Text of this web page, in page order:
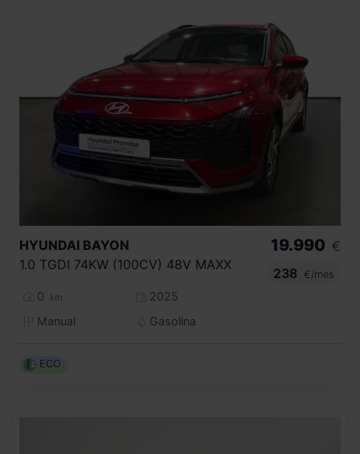
HYUNDAI BAYON
1.0 TGDI 74KW (100CV) 48V MAXX
0 km
2025
Manual
Gasolina
19.990 €
238
€/mes
ECO